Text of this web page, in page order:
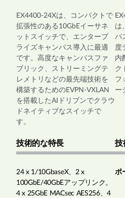
EX4400-24Xは、コンパクトで
拡張性のある10GbEイーサネ
ットスイッチで、エンタープ
ライズキャンパス導入に最適
です。高度なキャンパスファ
ブリック、ストリーミングテ
レメトリなどの最先端技術を
構築するためのEVPN-VXLAN
を搭載したAIドリブンでクラウ
ドネイティブなスイッチで
す。
技術的な特長
24 x 1/10GbaseX、2 x
100GbE/40GbEアップリンク。
4 x 25GbE MACsec AES256、4
は
パ
度
内
ク
フ
ー
技
ポ